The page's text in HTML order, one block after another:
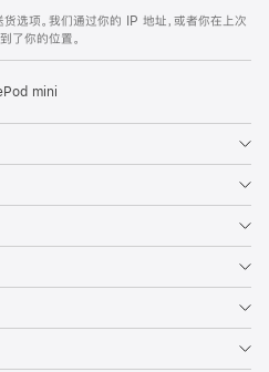
选项。我们通过你的 IP 地址，或者你在上次
了你的位置。
mini